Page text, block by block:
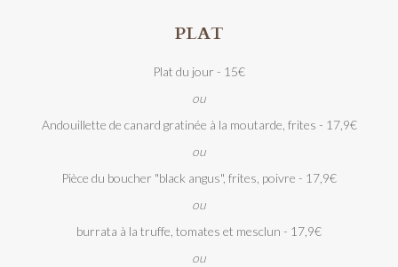
PLAT
Plat du jour - 15€
ou
Andouillette de canard gratinée à la moutarde, frites - 17,9€
ou
Pièce du boucher "black angus", frites, poivre - 17,9€
ou
burrata à la truffe, tomates et mesclun - 17,9€
ou